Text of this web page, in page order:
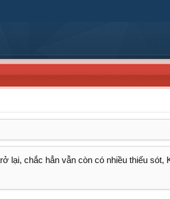
lại, chắc hẳn vẫn còn có nhiều thiếu sót,